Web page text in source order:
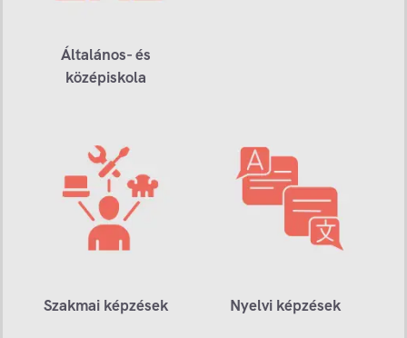
Általános- és
középiskola
Szakmai képzések Nyelvi képzések